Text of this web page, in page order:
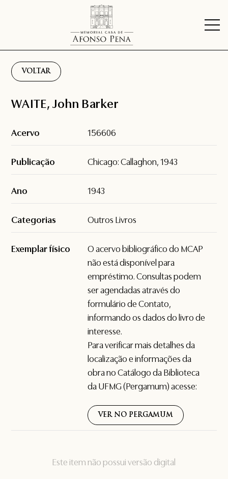
VOLTAR
Este item não possui versão digital
WAITE, John Barker
Acervo 156606
Publicação Chicago: Callaghon, 1943
Ano 1943
Categorias Outros Livros
Exemplar físico
O acervo bibliográfico do MCAP
não está disponível para
empréstimo. Consultas podem
ser agendadas através do
formulário deContato,
informando os dados do livro de
interesse.
Para verificar mais detalhes da
localização e informações da
obra no Catálogo da Biblioteca
da UFMG (Pergamum) acesse:
VER NO PERGAMUM